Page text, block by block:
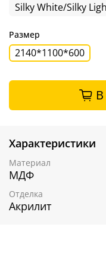
Silky White/Silky
Размер
2140*1100*600
Характеристики
Материал
МДФ
Отделка
Акрилит